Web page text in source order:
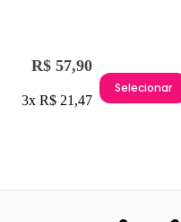
R$ 57,90
3x R$ 21,47
Selecionar